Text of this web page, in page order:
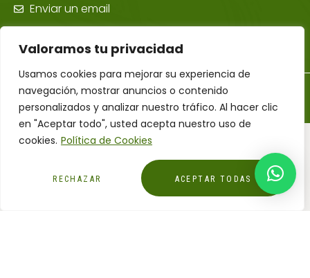
Valoramos tu privacidad
Usamos cookies para mejorar su experiencia de
navegación, mostrar anuncios o contenido
personalizados y analizar nuestro tráfico. Al hacer clic
en "Aceptar todo", usted acepta nuestro uso de
cookies. Política de Cookies
RECHAZAR ACEPTAR TODAS
Enviar un email
©Farmacia Ponte Maceira | Todos los derechos reservados –
Diseñador Web WordPress Juan Pardo
Financiado por la Unión Europea – NextGenerationEU